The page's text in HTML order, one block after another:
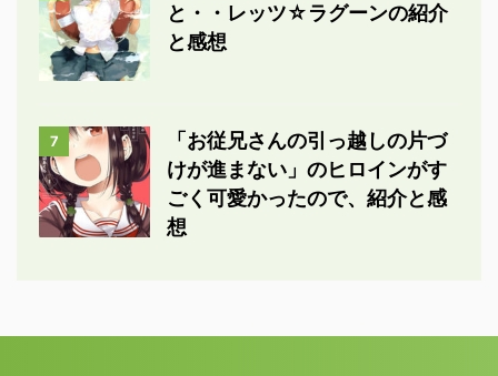
と・・レッツ☆ラグーンの紹介
と感想
7
「お従兄さんの引っ越しの片づ
けが進まない」のヒロインがす
ごく可愛かったので、紹介と感
想